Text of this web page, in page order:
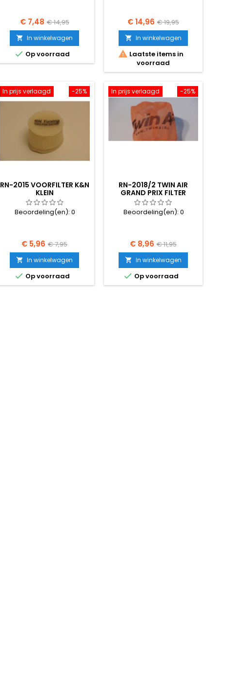
Prijs
€ 7,48 Normale
prijs
€ 14,95
 In winkelwagen
 Op voorraad
Prijs
€ 14,96 Normale
prijs
€ 19,95
 In winkelwagen
 Laatste items in
voorraad
-25%
In prijs verlaagd
RN-2015 VOORFILTER K&N
KLEIN
Beoordeling(en):0
Prijs
€ 5,96 Normale
prijs
€ 7,95
 In winkelwagen
 Op voorraad
-25%
In prijs verlaagd
RN-2018/2 TWIN AIR
GRAND PRIX FILTER
COVER
Beoordeling(en): 0
Prijs
€ 8,96 Normale
prijs
€ 11,95
 In winkelwagen
 Op voorraad